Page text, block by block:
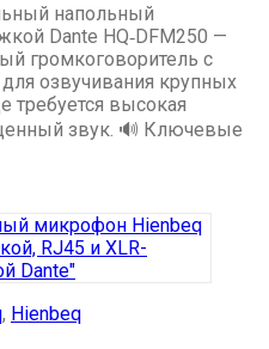
напольный
Dante HQ‑DFM250 —
громкоговоритель с
озвучивания крупных
требуется высокая
звук. 🔊 Ключевые
, Hienbeq